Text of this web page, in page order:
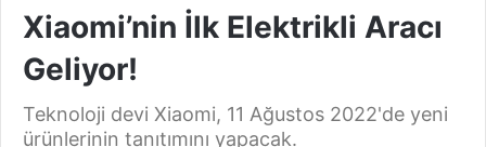
Xiaomi’nin İlk Elektrikli Aracı
Geliyor!
Teknoloji devi Xiaomi, 11 Ağustos 2022'de yeni
ürünlerinin tanıtımını yapacak.